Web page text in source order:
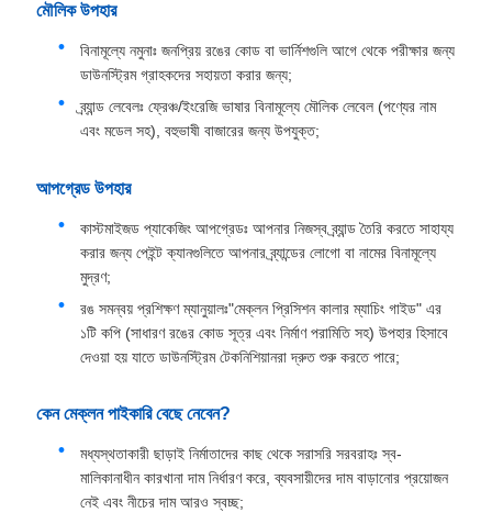
মৌলিক উপহার
বিনামূল্যে নমুনাঃ জনপ্রিয় রঙের কোড বা ভার্নিশগুলি আগে থেকে পরীক্ষার জন্য
ডাউনস্ট্রিম গ্রাহকদের সহায়তা করার জন্য;
ব্র্যান্ড লেবেলঃ ফ্রেঞ্চ/ইংরেজি ভাষার বিনামূল্যে মৌলিক লেবেল (পণ্যের নাম
এবং মডেল সহ), বহুভাষী বাজারের জন্য উপযুক্ত;
আপগ্রেড উপহার
কাস্টমাইজড প্যাকেজিং আপগ্রেডঃ আপনার নিজস্ব ব্র্যান্ড তৈরি করতে সাহায্য
করার জন্য পেইন্ট ক্যানগুলিতে আপনার ব্র্যান্ডের লোগো বা নামের বিনামূল্যে
মুদ্রণ;
রঙ সমন্বয় প্রশিক্ষণ ম্যানুয়ালঃ"মেক্লন প্রিসিশন কালার ম্যাচিং গাইড" এর
১টি কপি (সাধারণ রঙের কোড সূত্র এবং নির্মাণ পরামিতি সহ) উপহার হিসাবে
দেওয়া হয় যাতে ডাউনস্ট্রিম টেকনিশিয়ানরা দ্রুত শুরু করতে পারে;
কেন মেক্লন পাইকারি বেছে নেবেন?
মধ্যস্থতাকারী ছাড়াই নির্মাতাদের কাছ থেকে সরাসরি সরবরাহঃ স্ব-
মালিকানাধীন কারখানা দাম নির্ধারণ করে, ব্যবসায়ীদের দাম বাড়ানোর প্রয়োজন
নেই এবং নীচের দাম আরও স্বচ্ছ;